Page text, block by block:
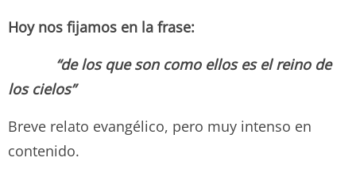
Hoy nos fijamos en la frase:
“de los que son como ellos es el reino de
los cielos”
Breve relato evangélico, pero muy intenso en
contenido.